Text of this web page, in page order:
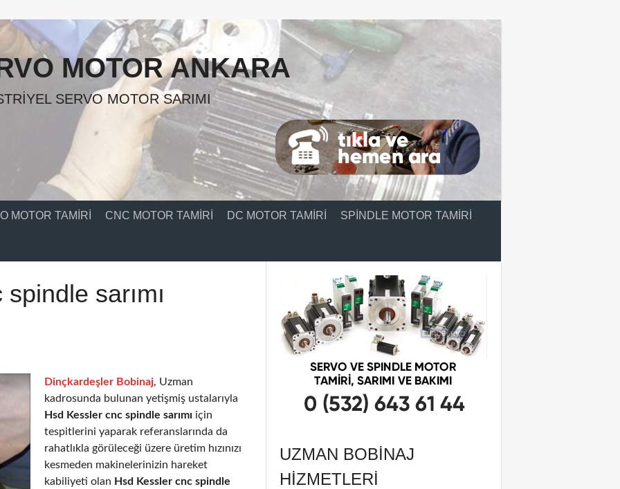
MOTOR ANKARA
SERVO MOTOR SARIMI
MOTOR TAMIRI CNC MOTOR TAMIRI DC MOTOR TAMIRI SPINDLE MOTOR TAMIRI
sarımı
Dinçkardeşler Bobinaj, Uzman
kadrosunda bulunan yetişmiş ustalarıyla
Hsd Kessler cnc spindle sarımı için
tespitlerini yaparak referanslarında da
rahatlıkla görüleceği üzere üretim hızınızı
kesmeden makinelerinizin hareket
kabiliyeti olan Hsd Kessler cnc spindle
UZMAN BOBINAJ
HIZMETLERI